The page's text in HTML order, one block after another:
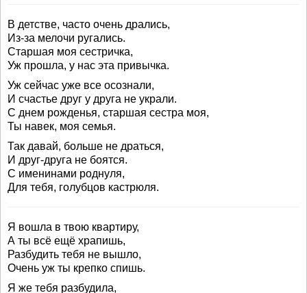
В детстве, часто очень дрались,
Из-за мелочи ругались.
Старшая моя сестричка,
Уж прошла, у нас эта привычка.
Уж сейчас уже все осознали,
И счастье друг у друга не украли.
С днем рожденья, старшая сестра моя,
Ты навек, моя семья.
Так давай, больше не драться,
И друг-друга не боятся.
С именинами роднуля,
Для тебя, голубцов кастрюля.
Я вошла в твою квартиру,
А ты всё ещё храпишь,
Разбудить тебя не вышло,
Очень уж ты крепко спишь.
Я же тебя разбудила,